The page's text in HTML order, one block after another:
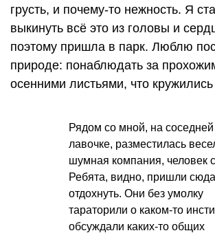
грусть, и почему-то нежность. Я
выкинуть всё это из головы и
поэтому пришла в парк. Люблю
природе: понаблюдать за
осенними листьями, что
Рядом со мной, на соседней
лавочке, разместилась
шумная компания, человек
Ребята, видно, пришли сюда
отдохнуть. Они без умолку
тараторили о каком-то
обсуждали каких-то общих